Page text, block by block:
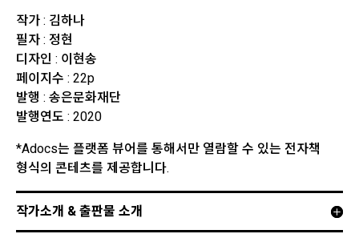
작가 : 김하나
필자 : 정현
디자인 : 이현송
페이지수 : 22p
발행 : 송은문화재단
발행연도 : 2020
*Adocs는 플랫폼 뷰어를 통해서만 열람할 수 있는 전자책
형식의 콘테츠를 제공합니다.
작가소개 & 출판물 소개